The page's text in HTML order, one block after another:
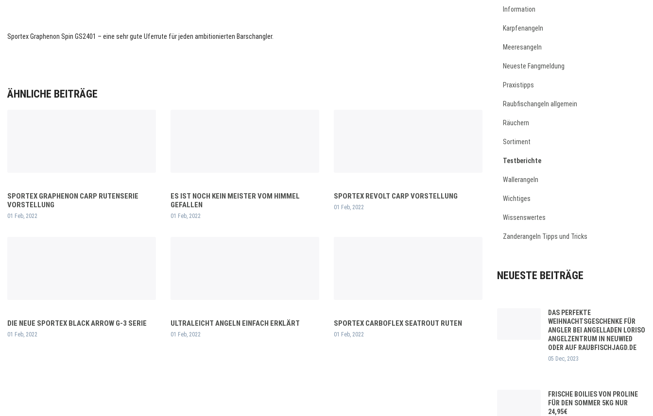
Sportex Graphenon Spin GS2401 – eine sehr gute Uferrute für jeden ambitionierten Barschangler.
ÄHNLICHE BEITRÄGE
SPORTEX GRAPHENON CARP RUTENSERIE
VORSTELLUNG
01 Feb, 2022
ES IST NOCH KEIN MEISTER VOM HIMMEL
GEFALLEN
01 Feb, 2022
SPORTEX REVOLT CARP VORSTELLUNG
01 Feb, 2022
DIE NEUE SPORTEX BLACK ARROW G-3 SERIE
01 Feb, 2022
ULTRALEICHT ANGELN EINFACH ERKLÄRT
01 Feb, 2022
SPORTEX CARBOFLEX SEATROUT RUTEN
01 Feb, 2022
Information
Karpfenangeln
Meeresangeln
Neueste Fangmeldung
Praxistipps
Raubfischangeln allgemein
Räuchern
Sortiment
Testberichte
Wallerangeln
Wichtiges
Wissenswertes
Zanderangeln Tipps und Tricks
NEUESTE BEITRÄGE
DAS PERFEKTE
WEIHNACHTSGESCHENKE FÜR
ANGLER BEI ANGELLADEN LORISO
ANGELZENTRUM IN NEUWIED
ODER AUF RAUBFISCHJAGD.DE
05 Dec, 2023
FRISCHE BOILIES VON PROLINE
FÜR DEN SOMMER 5KG NUR
24,95€